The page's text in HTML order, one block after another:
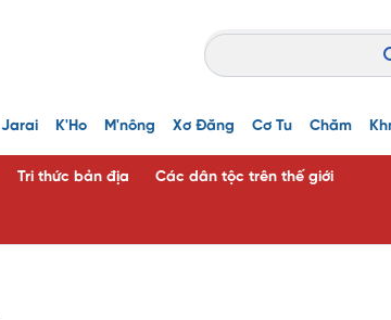
Jarai K'Ho M'nông Xơ Đăng Cơ Tu Chăm
Tri thức bản địa Các dân tộc trên thế giới